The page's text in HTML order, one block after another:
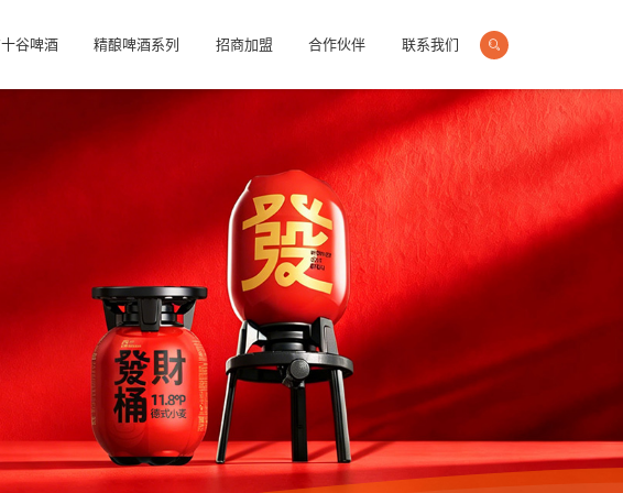
谷啤酒 精酿啤酒系列 招商加盟 合作伙伴 联系我们